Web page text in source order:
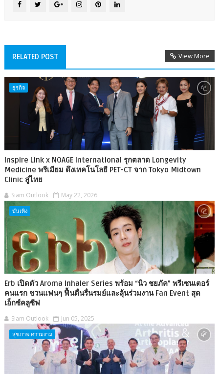
RELATED POST View More
ธุรกิจ
Inspire Link x NOAGE International รุกตลาด Longevity
Medicine พรีเมียม ดึงเทคโนโลยี PET-CT จาก Tokyo Midtown
Clinic สู่ไทย
Siam Outlook May 22, 2026
บันเทิง
Erb เปิดตัว Aroma Inhaler Series พร้อม “นิว ชยภัค” พรีเซนเตอร์
คนแรก ชวนแฟนๆ ฟื้นตื่นรื่นรมย์และลุ้นร่วมงาน Fan Event สุด
เอ็กซ์คลูซีฟ
Siam Outlook Jun 05, 2025
สุขภาพ ความงาม